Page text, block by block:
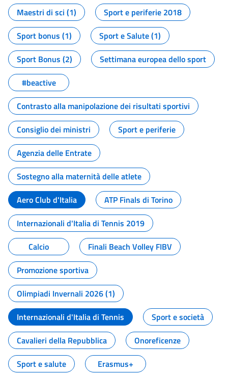
Maestri di sci (1)
Sport e periferie 2018
Sport bonus (1)
Sport e Salute (1)
Sport Bonus (2)
Settimana europea dello sport
#beactive
Contrasto alla manipolazione dei risultati sportivi
Consiglio dei ministri
Sport e periferie
Agenzia delle Entrate
Sostegno alla maternità delle atlete
Aero Club d'Italia
ATP Finals di Torino
Internazionali d'Italia di Tennis 2019
Calcio
Finali Beach Volley FIBV
Promozione sportiva
Olimpiadi Invernali 2026 (1)
Internazionali d'Italia di Tennis
Sport e società
Cavalieri della Repubblica
Onoreficenze
Sport e salute
Erasmus+